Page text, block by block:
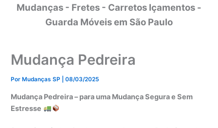
Mudanças - Fretes - Carretos Içamentos -
Guarda Móveis em São Paulo
Mudança Pedreira
Por Mudanças SP |08/03/2025
Mudança Pedreira – para uma Mudança Segura e Sem
Estresse